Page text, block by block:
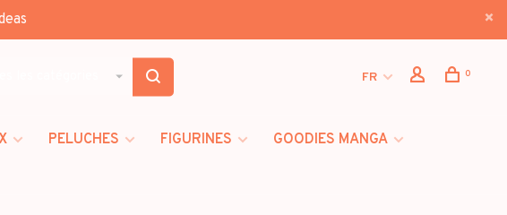
FR 0
PELUCHES FIGURINES
GOODIES MANGA